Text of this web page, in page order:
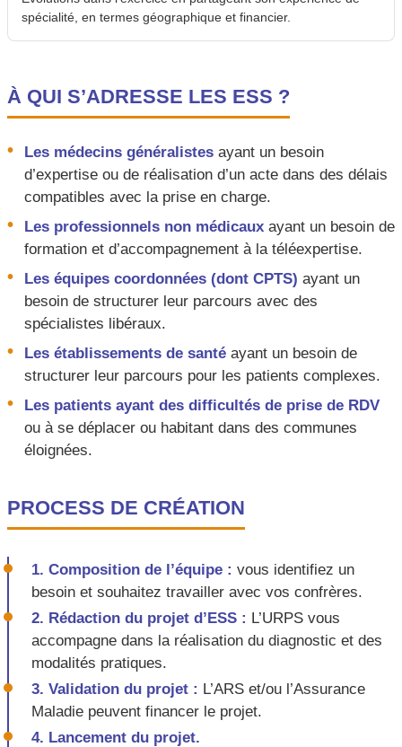
spécialité, en termes géographique et financier.
À QUI S’ADRESSE LES ESS ?
Les médecins généralistes ayant un besoin
d’expertise ou de réalisation d’un acte dans des délais
compatibles avec la prise en charge.
Les professionnels non médicaux ayant un besoin de
formation et d’accompagnement à la téléexpertise.
Les équipes coordonnées (dont CPTS) ayant un
besoin de structurer leur parcours avec des
spécialistes libéraux.
Les établissements de santé ayant un besoin de
structurer leur parcours pour les patients complexes.
Les patients ayant des difficultés de prise de RDV
ou à se déplacer ou habitant dans des communes
éloignées.
PROCESS DE CRÉATION
1. Composition de l’équipe : vous identifiez un
besoin et souhaitez travailler avec vos confrères.
2. Rédaction du projet d’ESS : L’URPS vous
accompagne dans la réalisation du diagnostic et des
modalités pratiques.
3. Validation du projet : L’ARS et/ou l’Assurance
Maladie peuvent financer le projet.
4. Lancement du projet.